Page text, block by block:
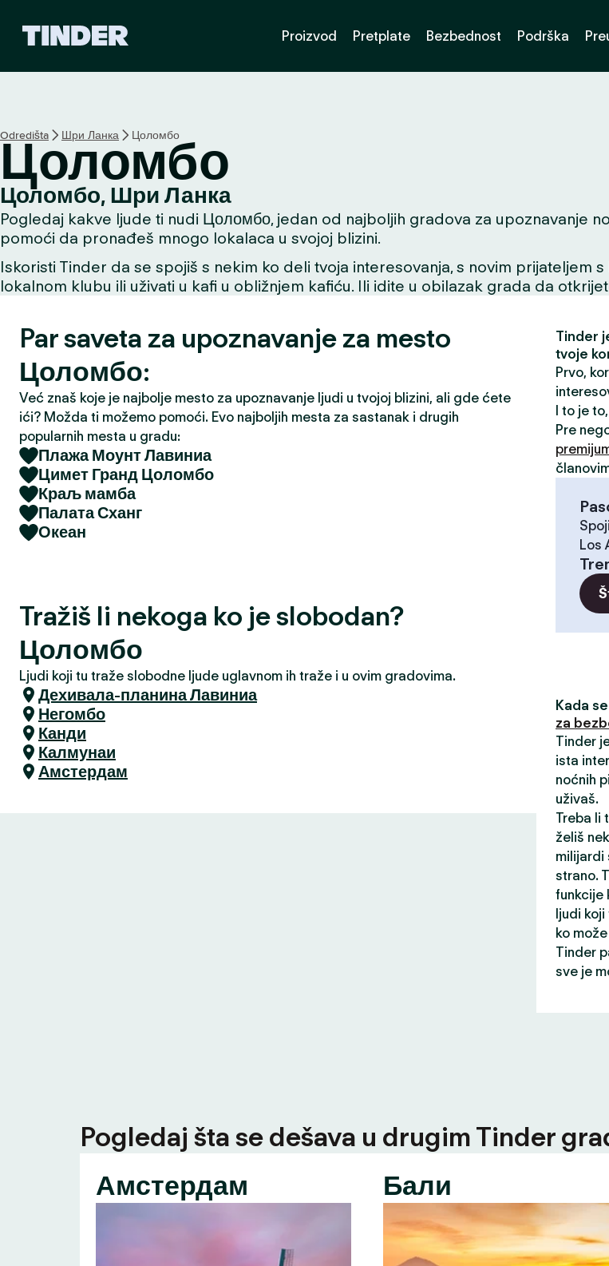
p
o
n
a
t
r
i
c
a
Proizvod Pretplate Bezbednost Podrška
Odredišta Шри Ланка Цоломбо
Цоломбо
Цоломбо, Шри Ланка
Pogledaj kakve ljude ti nudi Цоломбо, jedan od najboljih gradova za upoznavanje
pomoći da pronađeš mnogo lokalaca u svojoj blizini.
Iskoristi Tinder da se spojiš s nekim ko deli tvoja interesovanja, s novim prijateljem
lokalnom klubu ili uživati u kafi u obližnjem kafiću. Ili idite u obilazak grada da
Par saveta za upoznavanje za mesto
Цоломбо:
Već znaš koje je najbolje mesto za upoznavanje ljudi u tvojoj blizini, ali gde ćete
ići? Možda ti možemo pomoći. Evo najboljih mesta za sastanak i drugih
popularnih mesta u gradu:
Плажа Моунт Лавиниа
Цимет Гранд Цоломбо
Краљ мамба
Палата Сханг
Океан
Tražiš li nekoga ko je slobodan?
Цоломбо
Ljudi koji tu traže slobodne ljude uglavnom ih traže i u ovim gradovima.
Дехивала-планина Лавиниа
Негомбо
Канди
Калмунаи
Амстердам
Tinder
tvoje
Prvo,
I to je
Pre
Los
Kada
za
Tinder
ista
noćnih
uživaš.
Treba li
želiš
milijardi
strano.
funkcije
ljudi
ko
Tinder
sve je
Pogledaj šta se dešava u drugim Tinder
Амстердам
Бали